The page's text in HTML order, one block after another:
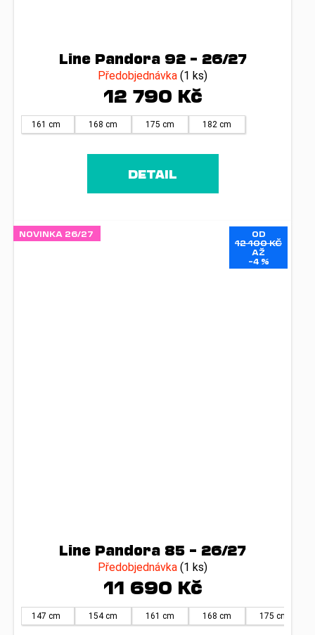
Line Pandora 92 – 26/27
Předobjednávka (1 ks)
12 790 Kč
161 cm 168 cm 175 cm 182 cm
DETAIL
NOVINKA 26/27
OD
12 100 KČ
AŽ
–4 %
Line Pandora 85 – 26/27
Předobjednávka (1 ks)
11 690 Kč
147 cm 154 cm 161 cm 168 cm 175 cm